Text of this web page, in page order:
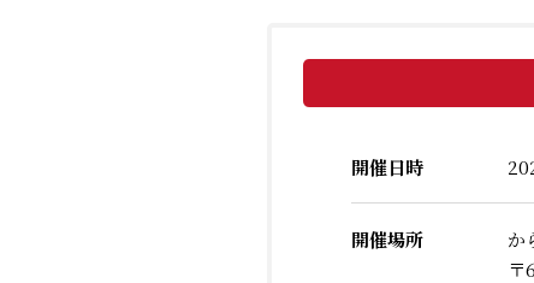
開催日時
開催場所
か
〒